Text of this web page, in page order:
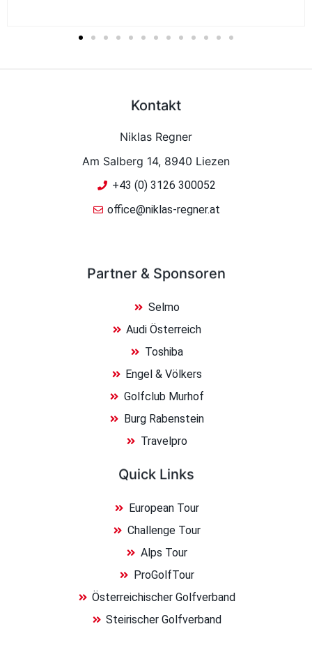
Kontakt
Niklas Regner
Am Salberg 14, 8940 Liezen
+43 (0) 3126 300052
office@niklas-regner.at
Partner & Sponsoren
Selmo
Audi Österreich
Toshiba
Engel & Völkers
Golfclub Murhof
Burg Rabenstein
Travelpro
Quick Links
European Tour
Challenge Tour
Alps Tour
ProGolfTour
Österreichischer Golfverband
Steirischer Golfverband